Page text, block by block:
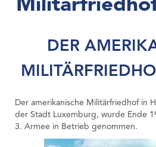
DER
Der amerikanische Militärfriedhof in
der Stadt Luxemburg, wurde Ende
3. Armee in Betrieb genommen.